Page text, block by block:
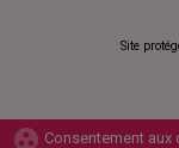
Site
group_work Consentement aux